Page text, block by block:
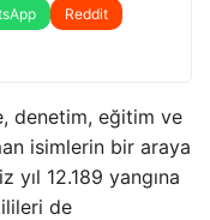
Reddit
denetim, eğitim ve
isimlerin bir araya
12.189 yangına
de